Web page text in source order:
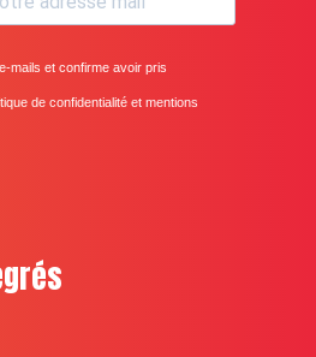
mails et confirme avoir pris
de confidentialité et mentions